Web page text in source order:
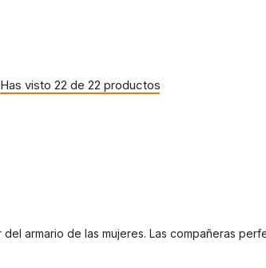
Has visto 22 de 22 productos
armario de las mujeres. Las compañeras